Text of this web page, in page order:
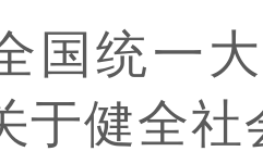
统一大
于健全